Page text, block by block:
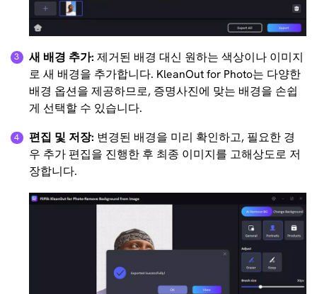
새 배경 추가: 제거된 배경 대신 원하는 색상이나 이미지
로 새 배경을 추가합니다. KleanOut for Photo는 다양한
배경 옵션을 제공하므로, 증명사진에 맞는 배경을 손쉽
게 선택할 수 있습니다.
편집 및 저장: 변경된 배경을 미리 확인하고, 필요한 경
우 추가 편집을 진행한 후 최종 이미지를 고해상도로 저
장합니다.